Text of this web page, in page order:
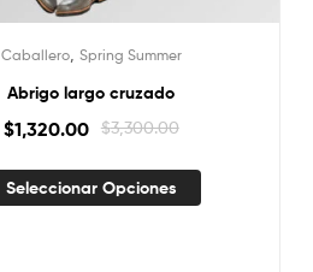
Caballero, Spring Summer
Abrigo largo cruzado
$3,300.00
$1,320.00
Seleccionar Opciones